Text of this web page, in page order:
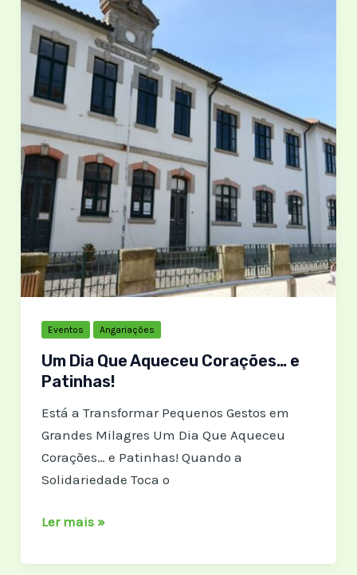
MUNDIAL
DO
ANIMAL
2025
🐾
Eventos Angariações
Um Dia Que Aqueceu Corações… e
Patinhas!
Está a Transformar Pequenos Gestos em
Grandes Milagres Um Dia Que Aqueceu
Corações… e Patinhas! Quando a
Solidariedade Toca o
Um
Que
Ler mais »